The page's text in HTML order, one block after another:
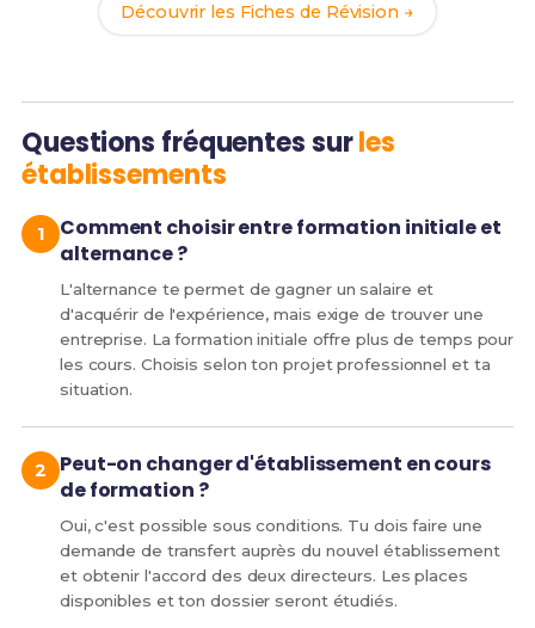
Découvrir les Fiches de Révision →
Questions fréquentes surles
établissements
Comment choisir entre formation initiale et
alternance ?
L'alternance te permet de gagner un salaire et
d'acquérir de l'expérience, mais exige de trouver une
entreprise. La formation initiale offre plus de temps pour
les cours. Choisis selon ton projet professionnel et ta
situation.
Peut-on changer d'établissement en cours
de formation ?
Oui, c'est possible sous conditions. Tu dois faire une
demande de transfert auprès du nouvel établissement
et obtenir l'accord des deux directeurs. Les places
disponibles et ton dossier seront étudiés.